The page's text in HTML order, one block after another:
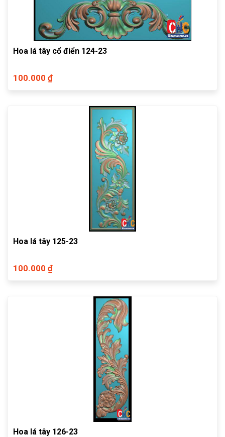
Hoa lá tây cổ điển 124-23
100.000 ₫
Hoa lá tây 125-23
100.000 ₫
Hoa lá tây 126-23